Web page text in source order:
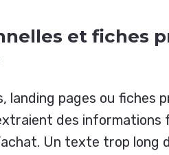
et fiches
landing pages ou fiches
des informations
Un texte trop long